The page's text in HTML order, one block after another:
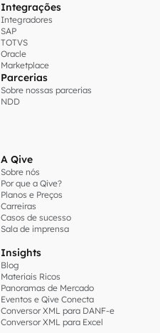
Integrações
Integradores
SAP
TOTVS
Oracle
Marketplace
Parcerias
Sobre nossas parcerias
NDD
A Qive
Sobre nós
Por que a Qive?
Planos e Preços
Carreiras
Casos de sucesso
Sala de imprensa
Insights
Blog
Materiais Ricos
Panoramas de Mercado
Eventos e Qive Conecta
Conversor XML para DANF-e
Conversor XML para Excel